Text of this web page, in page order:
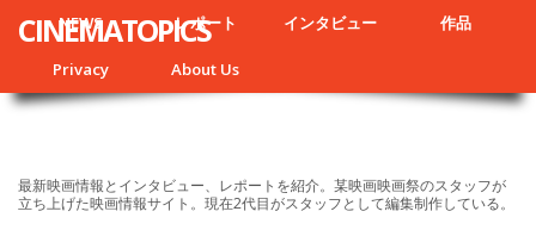
NEWS レポート インタビュー 作品
Privacy About Us
CINEMATOPICS
最新映画情報とインタビュー、レポートを紹介。某映画映画祭のスタッフが
立ち上げた映画情報サイト。現在2代目がスタッフとして編集制作している。